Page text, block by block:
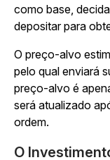
como base,
depositar para
O preço-alvo
pelo qual enviará
preço-alvo é
será atualizado
ordem.
O